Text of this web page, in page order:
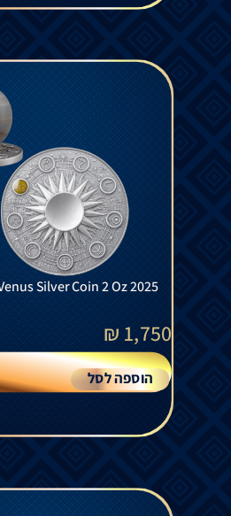
Silver Coin 2 Oz 2025
1,750
₪
הוספה לסל